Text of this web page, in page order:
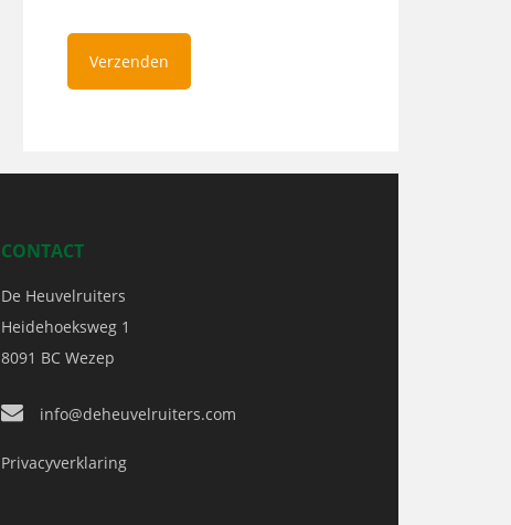
CONTACT
De Heuvelruiters
Heidehoeksweg 1
8091 BC Wezep
info@deheuvelruiters.com
Privacyverklaring